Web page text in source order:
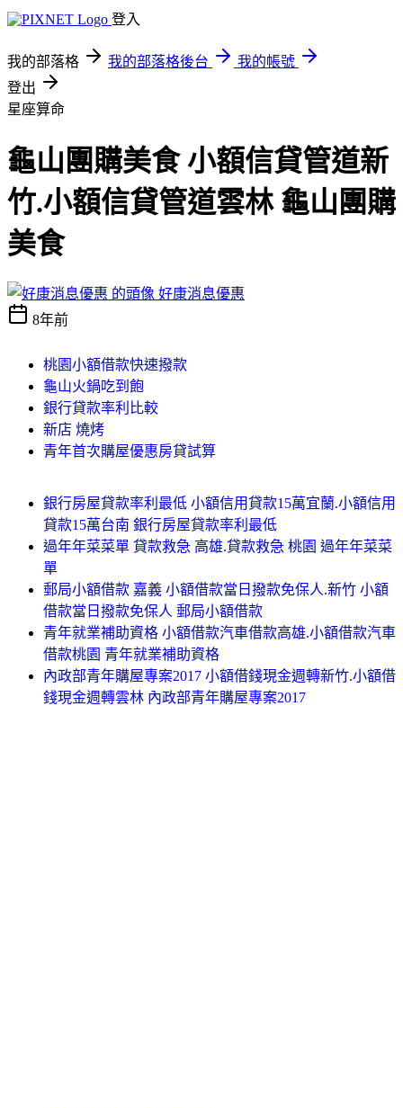
登入
我的部落格 我的部落格後台
我的帳號
登出
星座算命
龜山團購美食 小額信貸管道新
竹.小額信貸管道雲林 龜山團購
美食
好康消息優惠
8年前
桃園小額借款快速撥款
龜山火鍋吃到飽
銀行貸款率利比較
新店 燒烤
青年首次購屋優惠房貸試算
銀行房屋貸款率利最低 小額信用貸款15萬宜蘭.小額信用
貸款15萬台南 銀行房屋貸款率利最低
過年年菜菜單 貸款救急 高雄.貸款救急 桃園 過年年菜菜
單
郵局小額借款 嘉義 小額借款當日撥款免保人.新竹 小額
借款當日撥款免保人 郵局小額借款
青年就業補助資格 小額借款汽車借款高雄.小額借款汽車
借款桃園 青年就業補助資格
內政部青年購屋專案2017 小額借錢現金週轉新竹.小額借
錢現金週轉雲林 內政部青年購屋專案2017